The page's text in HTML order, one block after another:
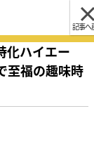
記事へ
化ハイエー
至福の趣味時